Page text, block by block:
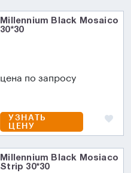
Millennium Black Mosaico
30*30
цена по запросу
УЗНАТЬ
ЦЕНУ
Millennium Black Mosiaco
Strip 30*30